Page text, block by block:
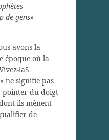
de gens»
avons la
époque où la
laS
ne signifie pas
pointer du doigt
ils mènent
de